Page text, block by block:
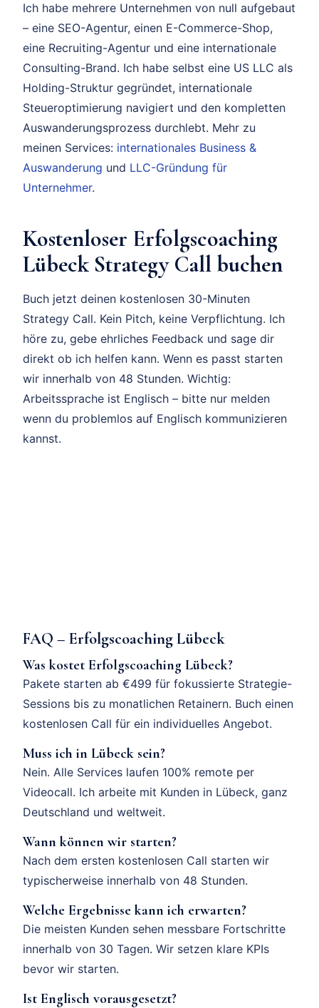
Ich habe mehrere Unternehmen von null aufgebaut
– eine SEO-Agentur, einen E-Commerce-Shop,
eine Recruiting-Agentur und eine internationale
Consulting-Brand. Ich habe selbst eine US LLC als
Holding-Struktur gegründet, internationale
Steueroptimierung navigiert und den kompletten
Auswanderungsprozess durchlebt. Mehr zu
meinen Services: internationales Business &
Auswanderung und LLC-Gründung für
Unternehmer.
Kostenloser Erfolgscoaching
Lübeck Strategy Call buchen
Buch jetzt deinen kostenlosen 30-Minuten
Strategy Call. Kein Pitch, keine Verpflichtung. Ich
höre zu, gebe ehrliches Feedback und sage dir
direkt ob ich helfen kann. Wenn es passt starten
wir innerhalb von 48 Stunden. Wichtig:
Arbeitssprache ist Englisch – bitte nur melden
wenn du problemlos auf Englisch kommunizieren
kannst.
FAQ – Erfolgscoaching Lübeck
Was kostet Erfolgscoaching Lübeck?
Pakete starten ab €499 für fokussierte Strategie-
Sessions bis zu monatlichen Retainern. Buch einen
kostenlosen Call für ein individuelles Angebot.
Muss ich in Lübeck sein?
Nein. Alle Services laufen 100% remote per
Videocall. Ich arbeite mit Kunden in Lübeck, ganz
Deutschland und weltweit.
Wann können wir starten?
Nach dem ersten kostenlosen Call starten wir
typischerweise innerhalb von 48 Stunden.
Welche Ergebnisse kann ich erwarten?
Die meisten Kunden sehen messbare Fortschritte
innerhalb von 30 Tagen. Wir setzen klare KPIs
bevor wir starten.
Ist Englisch vorausgesetzt?